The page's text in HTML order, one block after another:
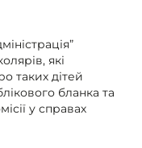
які
таких дітей
бланка та
у справах